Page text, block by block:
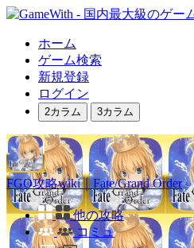
ホーム
ゲーム検索
新規登録
ログイン
2カラム 3カラム
FGO攻略wiki｜Fate/Grand Order
他の攻略
コミュ